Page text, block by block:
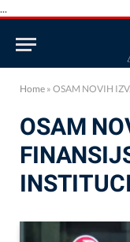
...
Home » OSAM NOVIH
OSAM